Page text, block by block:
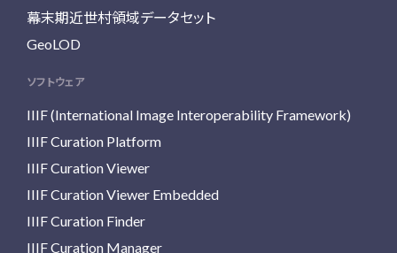
幕末期近世村領域データセット
GeoLOD
ソフトウェア
IIIF (International Image Interoperability Framework)
IIIF Curation Platform
IIIF Curation Viewer
IIIF Curation Viewer Embedded
IIIF Curation Finder
IIIF Curation Manager